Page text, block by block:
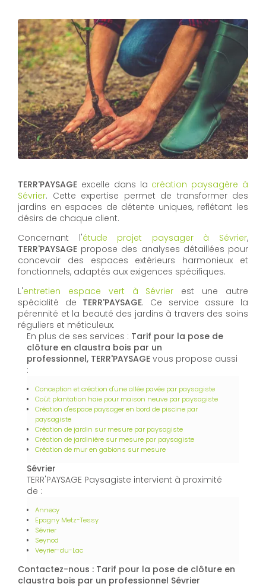
TERR'PAYSAGE excelle dans la création paysagère à
Sévrier. Cette expertise permet de transformer des
jardins en espaces de détente uniques, reflétant les
désirs de chaque client.
Concernant l'étude projet paysager à Sévrier,
TERR'PAYSAGE propose des analyses détaillées pour
concevoir des espaces extérieurs harmonieux et
fonctionnels, adaptés aux exigences spécifiques.
L'entretien espace vert à Sévrier est une autre
spécialité de TERR'PAYSAGE. Ce service assure la
pérennité et la beauté des jardins à travers des soins
réguliers et méticuleux.
En plus de ses services : Tarif pour la pose de
clôture en claustra bois par un
professionnel, TERR'PAYSAGE vous propose aussi
:
Conception et création d'une allée pavée par paysagiste
Coût plantation haie pour maison neuve par paysagiste
Création d'espace paysager en bord de piscine par
paysagiste
Création de jardin sur mesure par paysagiste
Création de jardinière sur mesure par paysagiste
Création de mur en gabions sur mesure
Sévrier
TERR'PAYSAGE Paysagiste intervient à proximité
de :
Annecy
Epagny Metz-Tessy
Sévrier
Seynod
Veyrier-du-Lac
Contactez-nous : Tarif pour la pose de clôture en
claustra bois par un professionnel Sévrier